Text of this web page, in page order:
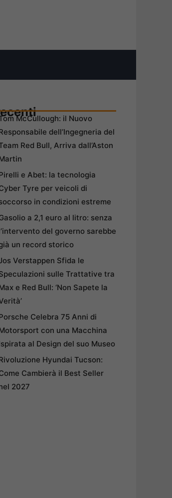
McCullough: il Nuovo
dell’Ingegneria del
Red Bull, Arriva dall’Aston
e Abet: la tecnologia
Tyre per veicoli di
in condizioni estreme
a 2,1 euro al litro: senza
del governo sarebbe
un record storico
Verstappen Sfida le
sulle Trattative tra
e Red Bull: ‘Non Sapete la
Celebra 75 Anni di
con una Macchina
al Design del suo Museo
Hyundai Tucson:
Cambierà il Best Seller
2027